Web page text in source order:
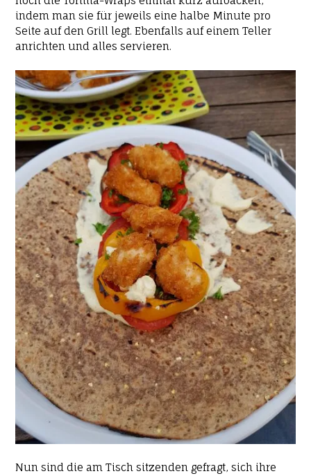
indem man sie für jeweils eine halbe Minute pro
Seite auf den Grill legt. Ebenfalls auf einem Teller
anrichten und alles servieren.
Nun sind die am Tisch sitzenden gefragt, sich ihre